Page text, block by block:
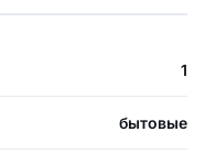
1
бытовые